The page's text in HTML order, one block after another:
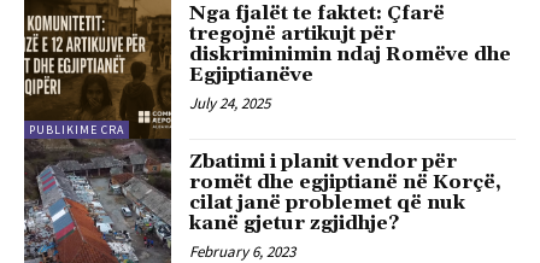
PUBLIKIME CRA
Nga fjalët te faktet: Çfarë
tregojnë artikujt për
diskriminimin ndaj Romëve dhe
Egjiptianëve
July 24, 2025
Zbatimi i planit vendor për
romët dhe egjiptianë në Korçë,
cilat janë problemet që nuk
kanë gjetur zgjidhje?
February 6, 2023